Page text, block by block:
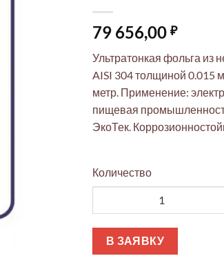
79 656,00 ₽
Ультратонкая фольга из
AISI 304 толщиной 0.015
метр. Применение:
пищевая
ЭкоТек.
Количество
В ЗАЯВКУ